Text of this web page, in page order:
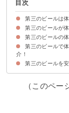
目次
第三のビールは
まずは第三の
第三のビールが
第三のビール
第三のビールの
①添加物・人工
②飲み過ぎない
第三のビールで
介！
①金麦 糖質75
②クリアアサ
③のどごし
④淡麗グリーン
⑤サッポロ黒ラ
第三のビールを
（このペー